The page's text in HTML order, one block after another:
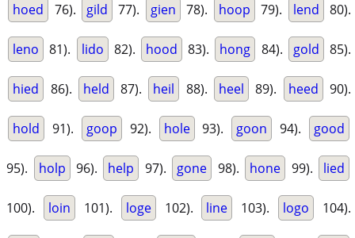
hoed 76). gild 77). gien 78). hoop 79). lend 80).
leno 81). lido 82). hood 83). hong 84). gold 85).
hied 86). held 87). heil 88). heel 89). heed 90).
hold 91). goop 92). hole 93). goon 94). good
95). holp 96). help 97). gone 98). hone 99). lied
100). loin 101). loge 102). line 103). logo 104).